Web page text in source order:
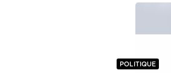
POLITIQUE